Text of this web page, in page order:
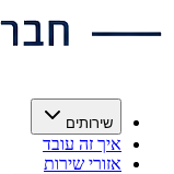
שירותים
איך זה עובד
אזורי שירות